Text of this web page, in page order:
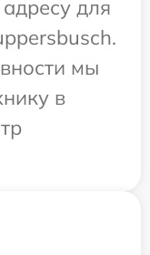
для
мы
в